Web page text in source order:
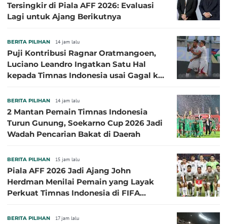
Tersingkir di Piala AFF 2026: Evaluasi
Lagi untuk Ajang Berikutnya
BERITA PILIHAN 14 jam lalu
Puji Kontribusi Ragnar Oratmangoen,
Luciano Leandro Ingatkan Satu Hal
kepada Timnas Indonesia usai Gagal ke
BERITA PILIHAN 14 jam lalu
2 Mantan Pemain Timnas Indonesia
Turun Gunung, Soekarno Cup 2026 Jadi
Wadah Pencarian Bakat di Daerah
BERITA PILIHAN 15 jam lalu
Piala AFF 2026 Jadi Ajang John
Herdman Menilai Pemain yang Layak
Perkuat Timnas Indonesia di FIFA
BERITA PILIHAN 17 jam lalu